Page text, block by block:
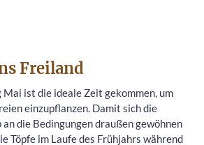
Freiland
Mai ist die ideale Zeit gekommen, um
einzupflanzen. Damit sich die
die Bedingungen draußen gewöhnen
Töpfe im Laufe des Frühjahrs während